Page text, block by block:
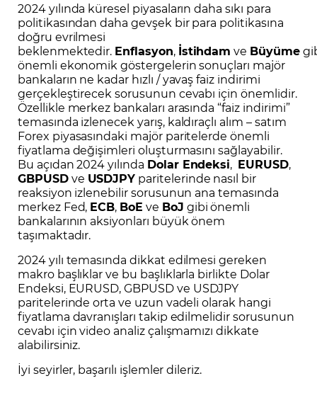
2024 yılında küresel piyasaların daha sıkı para
politikasından daha gevşek bir para politikasına
doğru evrilmesi
beklenmektedir. Enflasyon, İstihdam ve Büyüme
önemli ekonomik göstergelerin sonuçları majör
bankaların ne kadar hızlı / yavaş faiz indirimi
gerçekleştirecek sorusunun cevabı için önemlidir.
Özellikle merkez bankaları arasında “faiz indirimi”
temasında izlenecek yarış, kaldıraçlı alım – satım
Forex piyasasındaki majör paritelerde önemli
fiyatlama değişimleri oluşturmasını sağlayabilir.
Bu açıdan 2024 yılında Dolar Endeksi, EURUSD,
GBPUSDve USDJPY paritelerinde nasıl bir
reaksiyon izlenebilir sorusunun ana temasında
merkez Fed, ECB, BoE ve BoJ gibi önemli
bankalarının aksiyonları büyük önem
taşımaktadır.
2024 yılı temasında dikkat edilmesi gereken
makro başlıklar ve bu başlıklarla birlikte Dolar
Endeksi, EURUSD, GBPUSD ve USDJPY
paritelerinde orta ve uzun vadeli olarak hangi
fiyatlama davranışları takip edilmelidir sorusunun
cevabı için video analiz çalışmamızı dikkate
alabilirsiniz.
İyi seyirler, başarılı işlemler dileriz.